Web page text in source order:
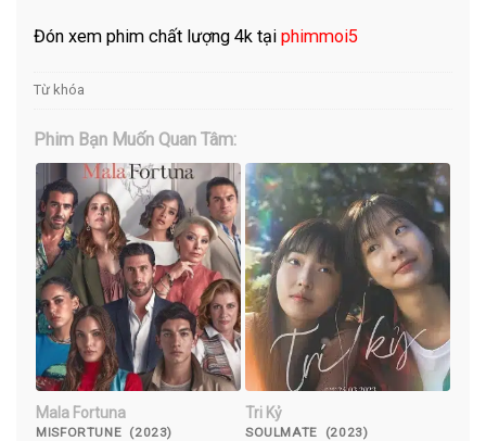
Đón xem phim chất lượng 4k tạiphimmoi5
Từ khóa
Phim Bạn Muốn Quan Tâm:
Mala Fortuna
MISFORTUNE (2023)
Tri Kỷ
SOULMATE (2023)